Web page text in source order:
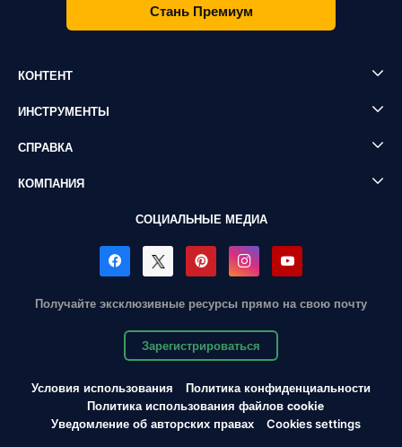
Стань Премиум
КОНТЕНТ
ИНСТРУМЕНТЫ
СПРАВКА
КОМПАНИЯ
СОЦИАЛЬНЫЕ МЕДИА
Получайте эксклюзивные ресурсы прямо на свою почту
Зарегистрироваться
Условия использования
Политика конфиденциальности
Политика использования файлов cookie
Уведомление об авторских правах
Cookies settings